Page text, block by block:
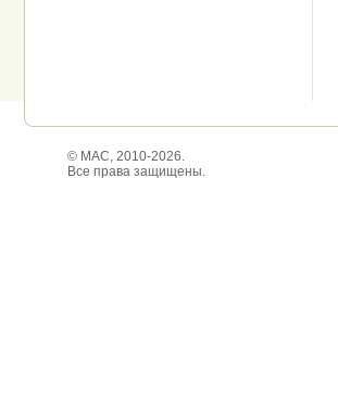
© МАС, 2010-2026.
Все права защищены.